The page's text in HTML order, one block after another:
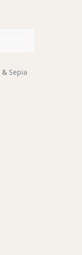
& Sepia